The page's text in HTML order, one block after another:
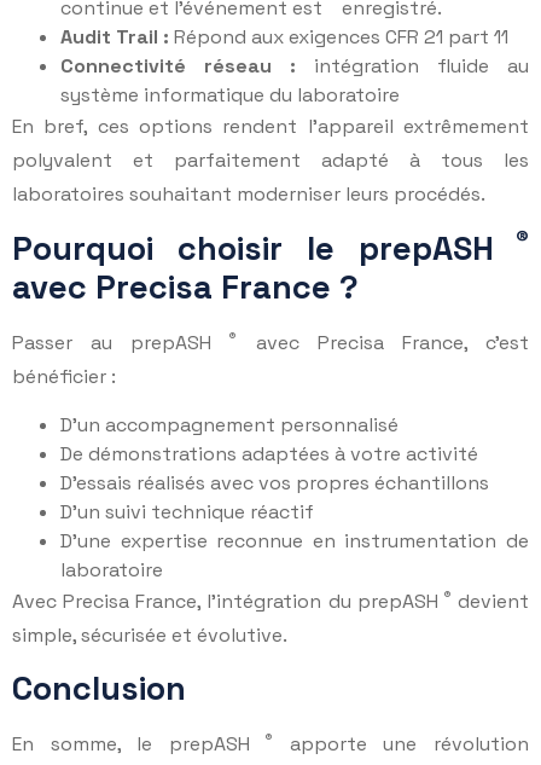
continue et l’événement est enregistré.
Audit Trail : Répond aux exigences CFR 21 part 11
Connectivité réseau : intégration fluide au
système informatique du laboratoire
En bref, ces options rendent l’appareil extrêmement
polyvalent et parfaitement adapté à tous les
laboratoires souhaitant moderniser leurs procédés.
Pourquoi choisir le prepASH ®
avec Precisa France ?
Passer au prepASH ®
avec Precisa France, c’est
bénéficier :
D’un accompagnement personnalisé
De démonstrations adaptées à votre activité
D’essais réalisés avec vos propres échantillons
D’un suivi technique réactif
D’une expertise reconnue en instrumentation de
laboratoire
Avec Precisa France, l’intégration du prepASH ® devient
simple, sécurisée et évolutive.
Conclusion
En somme, le prepASH ®
apporte une révolution